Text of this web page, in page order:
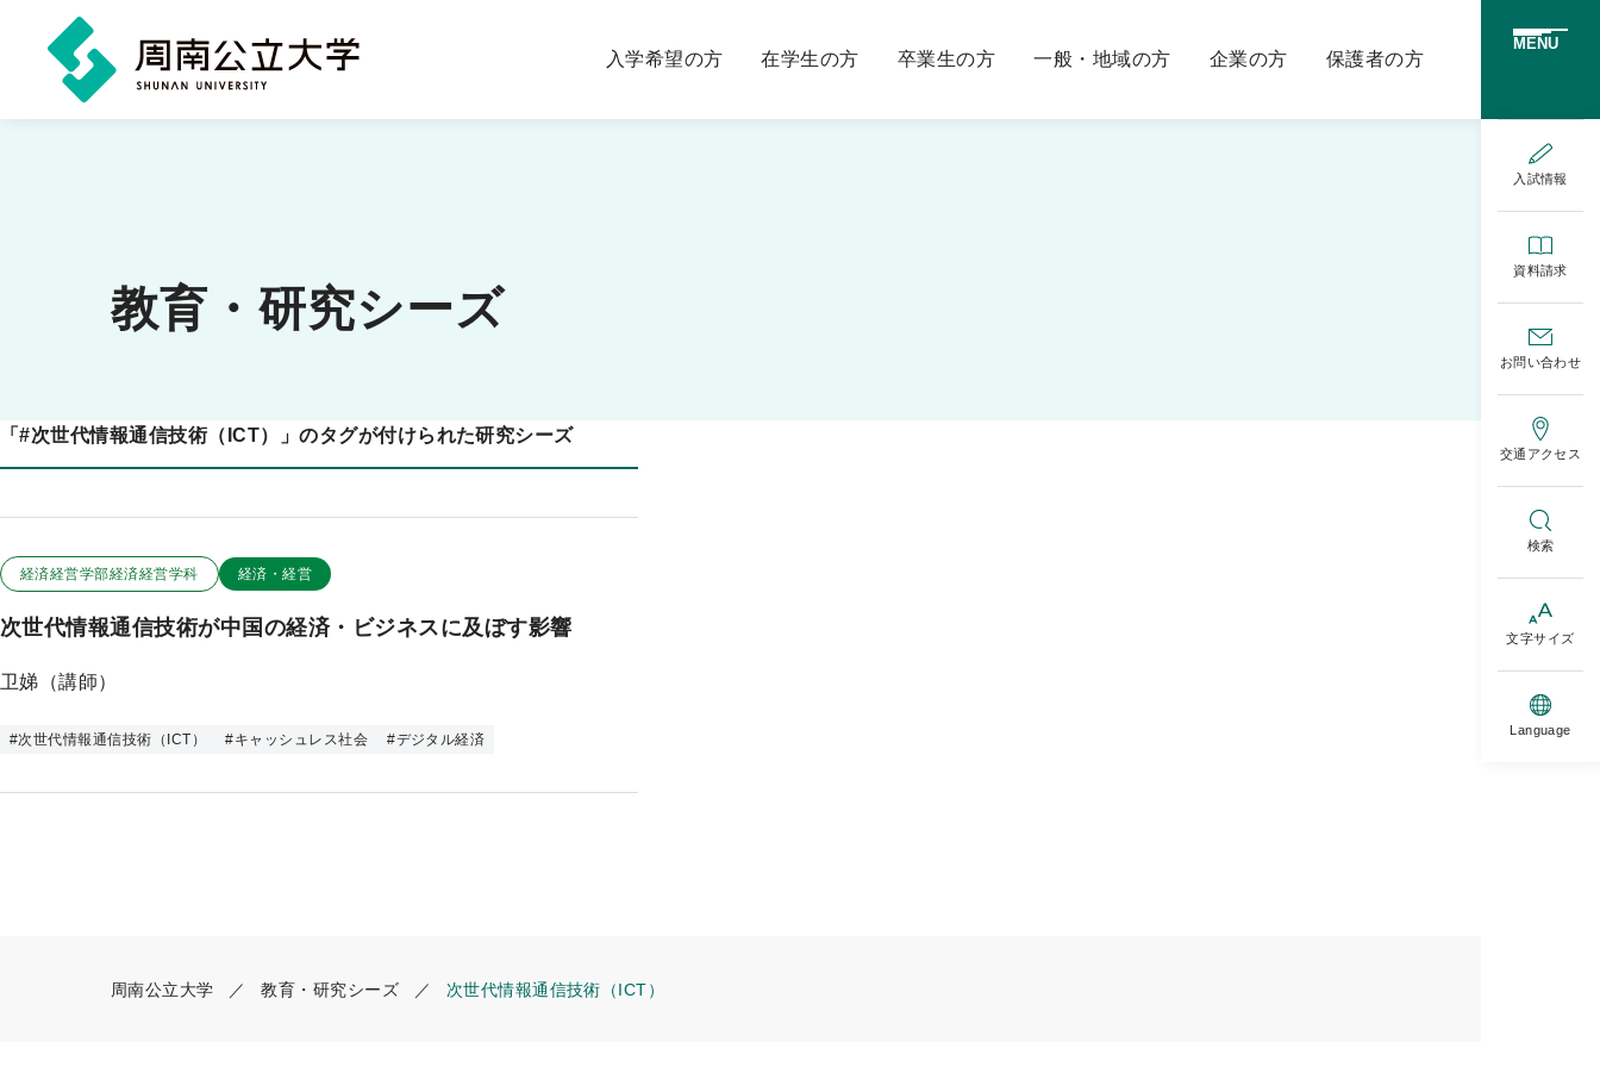
に
キ
ッ
プ
入学希望の方 在学生の方 卒業生の方 一般・地域の方 企業の方 保護者の方
MENU
入試情報
資料請求
お問い合わせ
交通アクセス
検索
文字サイズ
Language
教育・研究シーズ
「#次世代情報通信技術（ICT）」のタグが付けられた研究シーズ
この研究のカテゴリー
経済経営学部経済経営学科 経済・経営
次世代情報通信技術が中国の経済・ビジネスに及ぼす影響
卫娣（講師）
この研究のキーワード
#次世代情報通信技術（ICT） #キャッシュレス社会 #デジタル経済
周南公立大学 教育・研究シーズ 次世代情報通信技術（ICT）